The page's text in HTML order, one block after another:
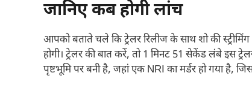
जानिए कब होगी लांच
आपको बताते चले कि ट्रेलर रिलीज के साथ शो की
होगी। ट्रेलर की बात करें, तो 1 मिनट 51 सेकेंड लंबे इस
पृष्टभूमि पर बनी है, जहां एक NRI का मर्डर हो गया है,